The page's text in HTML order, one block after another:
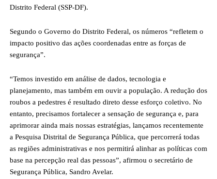
Distrito Federal (SSP-DF).
Segundo o Governo do Distrito Federal, os números “refletem o
impacto positivo das ações coordenadas entre as forças de
segurança”.
“Temos investido em análise de dados, tecnologia e
planejamento, mas também em ouvir a população. A redução dos
roubos a pedestres é resultado direto desse esforço coletivo. No
entanto, precisamos fortalecer a sensação de segurança e, para
aprimorar ainda mais nossas estratégias, lançamos recentemente
a Pesquisa Distrital de Segurança Pública, que percorrerá todas
as regiões administrativas e nos permitirá alinhar as políticas com
base na percepção real das pessoas”, afirmou o secretário de
Segurança Pública, Sandro Avelar.